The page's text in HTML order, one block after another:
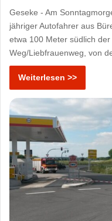
Geseke - Am
jähriger Autofahrer aus
etwa 100 Meter südlich
Weg/Liebfrauenweg, von
Weiterlesen >>